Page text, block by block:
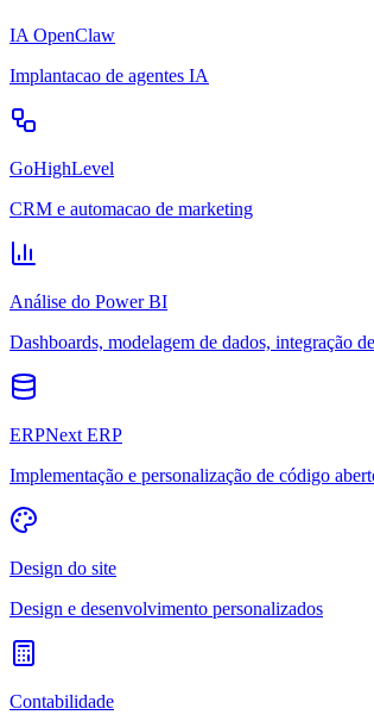
IA OpenClaw
Implantacao de agentes IA
GoHighLevel
CRM e automacao de marketing
Análise do Power BI
Dashboards, modelagem de dados, integração
ERPNext ERP
Implementação e personalização de código
Design do site
Design e desenvolvimento personalizados
Contabilidade